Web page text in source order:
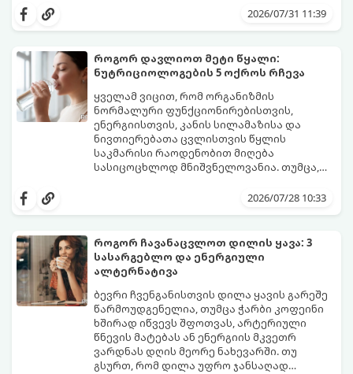
ცვლილებები ამ მომენტამდე ბევრად ადრე
საშუალოდ 40-დან 50 წლამდე ასაკში იწყება
და შესაძლოა 4-დან 8 წლამდე
გაგრძელდეს).
იმისათვის, რომ ეს პერიოდი შფოთვის
გარეშე გაიაროთ, მნიშვნელოვანია
იცოდეთ, რა სიგნალებს გზავნის ორგანიზმი
და როგორ შეიმსუბუქოთ მდგომარეობა
მეან-გინეკოლოგებისა და
ნუტრიციოლოგების რეკომენდაციებით.
2026/07/31 11:39
როგორ დავლიოთ მეტი წყალი:
ნუტრიციოლოგების 5 ოქროს რჩევა
ყველამ ვიცით, რომ ორგანიზმის
ნორმალური ფუნქციონირებისთვის,
ენერგიისთვის, კანის სილამაზისა და
ნივთიერებათა ცვლისთვის წყლის
საკმარისი რაოდენობით მიღება
სასიცოცხლოდ მნიშვნელოვანია. თუმცა,
უბრალოდ ჩვევის არქონის გამო, დღის
გამოწვევად რჩება.
დალევა ან მისი გემო მოსაწყენი
დაგეხმარებათ, წყლის სმა
ყოველდღიურ, სასიამოვნო ჩვევად
აქციოთ.
2026/07/28 10:33
როგორ ჩავანაცვლოთ დილის ყავა: 3
სასარგებლო და ენერგიული
ალტერნატივა
ბევრი ჩვენგანისთვის დილა ყავის გარეშე
წარმოუდგენელია, თუმცა ჭარბი კოფეინი
ხშირად იწვევს შფოთვას, არტერიული
წნევის მატებას ან ენერგიის მკვეთრ
ვარდნას დღის მეორე ნახევარში. თუ
გსურთ, რომ დილა უფრო ჯანსაღად